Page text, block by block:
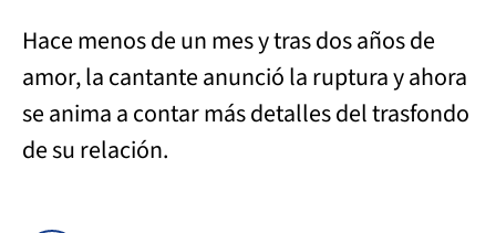
Hace menos de un mes y tras dos años de
amor, la cantante anunció la ruptura y ahora
se anima a contar más detalles del trasfondo
de su relación.